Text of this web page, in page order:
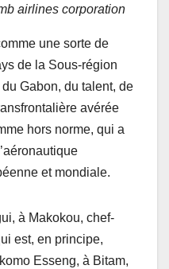
airlines corporation
une sorte de
de la Sous-région
Gabon, du talent, de
avérée
hors norme, qui a
et mondiale.
à Makokou, chef-
est, en principe,
Esseng, à Bitam,